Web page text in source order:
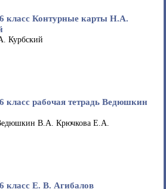
класс Контурные карты Н.А.
Курбский
класс рабочая тетрадь Ведюшкин
В.А. Крючкова Е.А.
класс Е. В. Агибалов